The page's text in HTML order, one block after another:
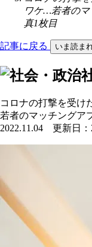
ワケ…若者のマ
真1枚目
記事に戻る いま読ま
コロナの打撃を受け
若者のマッチングア
2022.11.04 更新日：